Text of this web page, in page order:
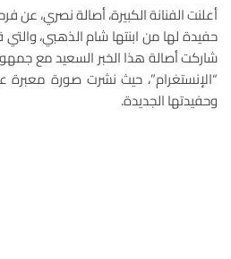
أعلنت الفنانة الكبيرة، أصالة نصري، عن
حفيدة لها من ابنتها شام الذهبي، والتي
شاركت أصالة هذا الخبر السعيد مع
“الإنستغرام”، حيث نشرت صورة معبرة
وحفيدتها الجديدة.